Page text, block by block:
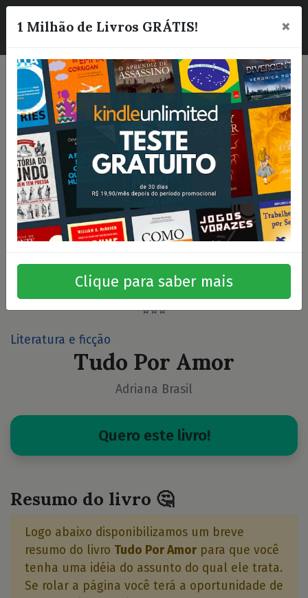
☰
⭐⭐⭐
Literatura e ficção
Tudo Por Amor
Adriana Brasil
Quero este livro!
Resumo do livro 🤔
Logo abaixo disponibilizamos um breve
resumo do livro Tudo Por Amor para que você
tenha uma idéia do assunto do qual ele trata.
Se rolar a página você terá a oportunidade de
1 Milhão de Livros GRÁTIS! ×
Clique para saber mais